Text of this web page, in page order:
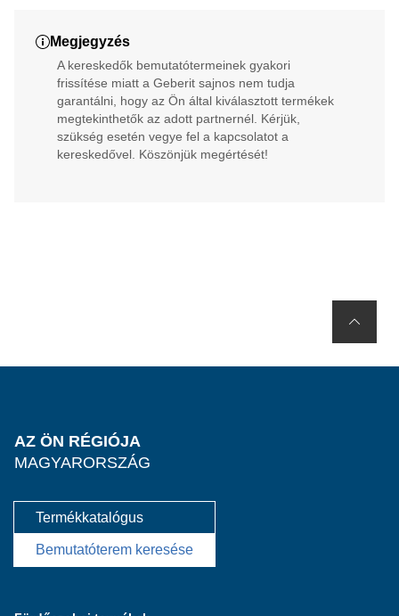
Megjegyzés
A kereskedők bemutatótermeinek gyakori
frissítése miatt a Geberit sajnos nem tudja
garantálni, hogy az Ön által kiválasztott termékek
megtekinthetők az adott partnernél. Kérjük,
szükség esetén vegye fel a kapcsolatot a
kereskedővel. Köszönjük megértését!
AZ ÖN RÉGIÓJA
MAGYARORSZÁG
Termékkatalógus
Bemutatóterem keresése